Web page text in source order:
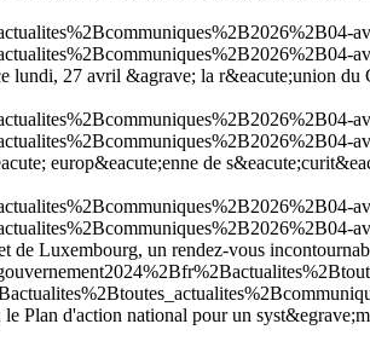
27 avril &agrave; la r&eacute;union
europ&eacute;enne de
Luxembourg, un rendez-vous
Plan d'action national pour un